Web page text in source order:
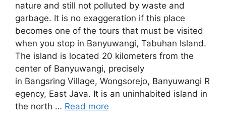
nature and still not polluted by waste and
garbage. It is no exaggeration if this place
becomes one of the tours that must be visited
when you stop in Banyuwangi, Tabuhan Island.
The island is located 20 kilometers from the
center of Banyuwangi, precisely
in Bangsring Village, Wongsorejo, Banyuwangi R
egency, East Java. It is an uninhabited island in
the north … Read more